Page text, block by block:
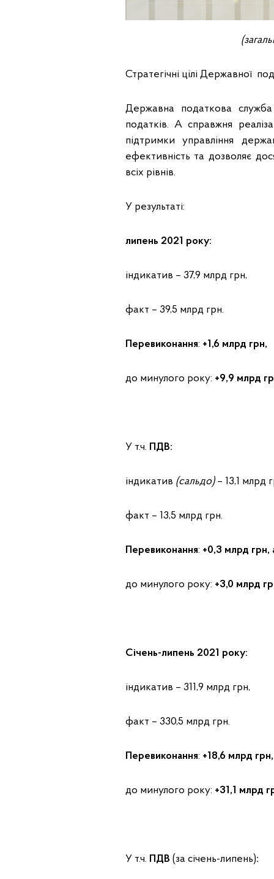
Стратегічні цілі Державної
Державна податкова
податків. А справжня
підтримки управління
ефективність та дозволяє
всіх рівнів.
У результаті:
липень 2021 року:
індикатив – 37,9 млрд грн,
факт – 39,5 млрд грн.
Перевиконання: +1,6 млрд грн,
до минулого року: +9,9 млрд
У т.ч. ПДВ:
індикатив (сальдо)– 13,1 млрд
факт – 13,5 млрд грн.
Перевиконання: +0,3 млрд грн,
до минулого року: +3,0 млрд
Січень-липень 2021 року:
індикатив – 311,9 млрд грн,
факт – 330,5 млрд грн.
Перевиконання: +18,6 млрд грн,
до минулого року: +31,1 млрд
У т.ч. ПДВ (за січень-липень):